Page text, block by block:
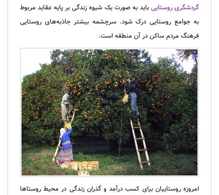
گردشگری روستاییباید به‌ صورت یک شیوه زندگی بر پایه عقاید مربوط
به جوامع روستایی درک شود. سرچشمه بیشتر جاذبه‌‌های روستایی
فرهنگ مردم ساکن در آن منطقه است.
امروزه روستاییان برای کسب درآمد و گذران زندگی در محیط روستاها